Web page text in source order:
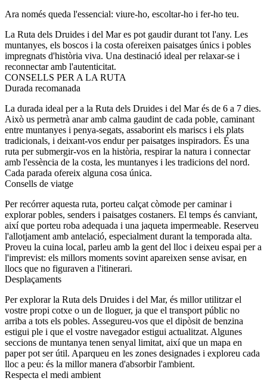
Ara només queda l'essencial: viure-ho, escoltar-ho i fer-ho teu.
La Ruta dels Druides i del Mar es pot gaudir durant tot l'any. Les
muntanyes, els boscos i la costa ofereixen paisatges únics i pobles
impregnats d'història viva. Una destinació ideal per relaxar-se i
reconnectar amb l'autenticitat.
CONSELLS PER A LA RUTA
Durada recomanada
La durada ideal per a la Ruta dels Druides i del Mar és de 6 a 7 dies.
Això us permetrà anar amb calma gaudint de cada poble, caminant
entre muntanyes i penya-segats, assaborint els mariscs i els plats
tradicionals, i deixant-vos endur per paisatges inspiradors. És una
ruta per submergir-vos en la història, respirar la natura i connectar
amb l'essència de la costa, les muntanyes i les tradicions del nord.
Cada parada ofereix alguna cosa única.
Consells de viatge
Per recórrer aquesta ruta, porteu calçat còmode per caminar i
explorar pobles, senders i paisatges costaners. El temps és canviant,
així que porteu roba adequada i una jaqueta impermeable. Reserveu
l'allotjament amb antelació, especialment durant la temporada alta.
Proveu la cuina local, parleu amb la gent del lloc i deixeu espai per a
l'imprevist: els millors moments sovint apareixen sense avisar, en
llocs que no figuraven a l'itinerari.
Desplaçaments
Per explorar la Ruta dels Druides i del Mar, és millor utilitzar el
vostre propi cotxe o un de lloguer, ja que el transport públic no
arriba a tots els pobles. Assegureu-vos que el dipòsit de benzina
estigui ple i que el vostre navegador estigui actualitzat. Algunes
seccions de muntanya tenen senyal limitat, així que un mapa en
paper pot ser útil. Aparqueu en les zones designades i exploreu cada
lloc a peu: és la millor manera d'absorbir l'ambient.
Respecta el medi ambient